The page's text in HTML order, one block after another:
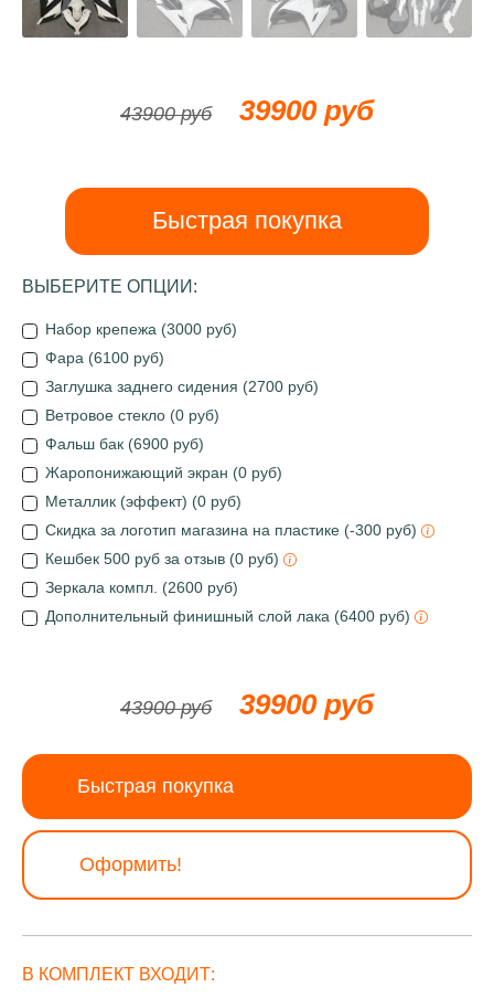
43900 руб 39900 руб
Быстрая покупка
ВЫБЕРИТЕ ОПЦИИ:
Набор крепежа (3000 руб)
Фара (6100 руб)
Заглушка заднего сидения (2700 руб)
Ветровое стекло (0 руб)
Фальш бак (6900 руб)
Жаропонижающий экран (0 руб)
Металлик (эффект) (0 руб)
Скидка за логотип магазина на пластике (-300 руб)
Кешбек 500 руб за отзыв (0 руб)
Зеркала компл. (2600 руб)
Дополнительный финишный слой лака (6400 руб)
43900 руб 39900 руб
Быстрая покупка
Оформить!
В КОМПЛЕКТ ВХОДИТ: